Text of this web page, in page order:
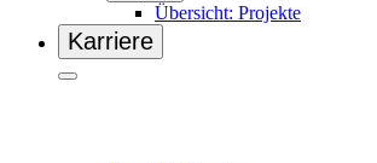
Übersicht: Projekte
Karriere